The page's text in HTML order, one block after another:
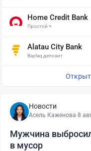
Home Credit Bank
Простой +
Alatau City Bank
Baytaq депозит
Новости
Асель Каженова·8
Мужчина
в мусор